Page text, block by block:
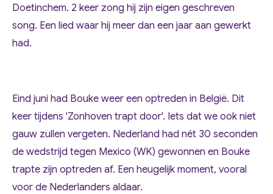
Doetinchem. 2 keer zong hij zijn eigen geschreven
song. Een lied waar hij meer dan een jaar aan gewerkt
had.
Eind juni had Bouke weer een optreden in België. Dit
keer tijdens 'Zonhoven trapt door'. Iets dat we ook niet
gauw zullen vergeten. Nederland had nét 30 seconden
de wedstrijd tegen Mexico (WK) gewonnen en Bouke
trapte zijn optreden af. Een heugelijk moment, vooral
voor de Nederlanders aldaar.